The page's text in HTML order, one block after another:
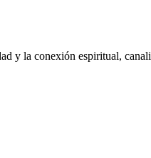
y la conexión espiritual,